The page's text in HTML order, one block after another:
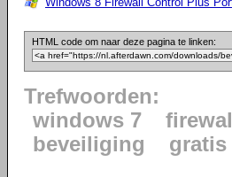
HTML code om naar deze pagina te linken:
Trefwoorden:
windows 7
beveiliging
gratis